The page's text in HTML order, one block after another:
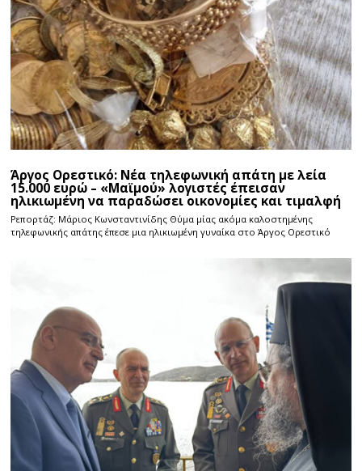
Άργος Ορεστικό: Νέα τηλεφωνική απάτη με λεία
15.000 ευρώ – «Μαϊμού» λογιστές έπεισαν
ηλικιωμένη να παραδώσει οικονομίες και τιμαλφή
Ρεπορτάζ: Μάριος Κωνσταντινίδης Θύμα μίας ακόμα καλοστημένης
τηλεφωνικής απάτης έπεσε μια ηλικιωμένη γυναίκα στο Άργος Ορεστικό